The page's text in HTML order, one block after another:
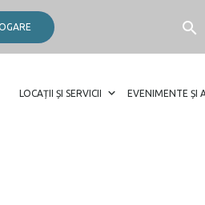
LOCAȚII ȘI SERVICII EVENIMENTE ȘI